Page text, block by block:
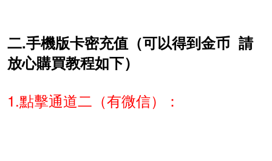
二.手機版卡密充值（可以得到金币 請
放心購買教程如下）
1.點擊通道二（有微信）：